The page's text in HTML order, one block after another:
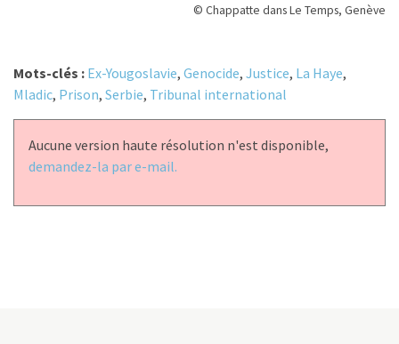
© Chappatte dans Le Temps, Genève
Mots-clés : Ex-Yougoslavie, Genocide, Justice, La Haye,
Mladic, Prison, Serbie, Tribunal international
Aucune version haute résolution n'est disponible,
demandez-la par e-mail.